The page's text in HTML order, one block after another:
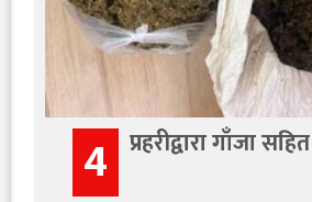
4 प्रहरीद्वारा गाँजा